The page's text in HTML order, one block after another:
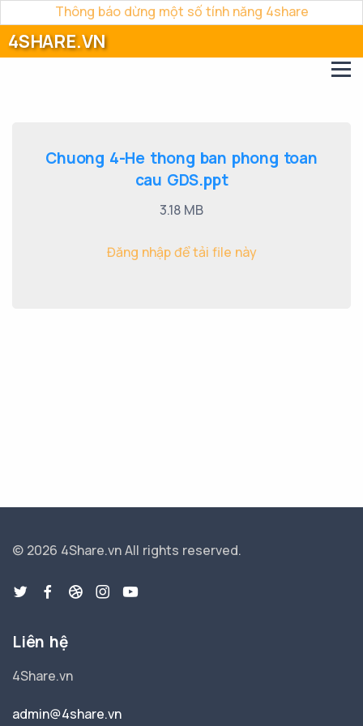
Thông báo dừng một số tính năng 4share
4SHARE.VN
Chuong 4-He thong ban phong toan
cau GDS.ppt
3.18 MB
Đăng nhập để tải file này
© 2026 4Share.vnAll rights reserved.
Liên hệ
4Share.vn
admin@4share.vn